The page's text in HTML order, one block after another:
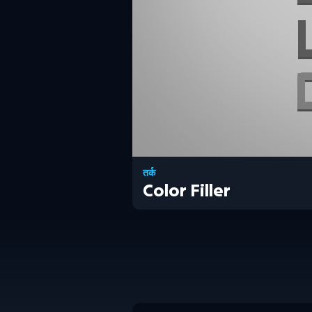
तर्क
Color Filler